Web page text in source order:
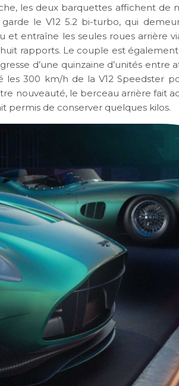
les deux barquettes affichent de
le V12 5.2 bi-turbo, qui
et entraîne les seules roues arrière
rapports. Le couple est
d’une quinzaine d’unités entre
les 300 km/h de la V12 Speedster
nouveauté, le berceau arrière fait
permis de conserver quelques kilos.